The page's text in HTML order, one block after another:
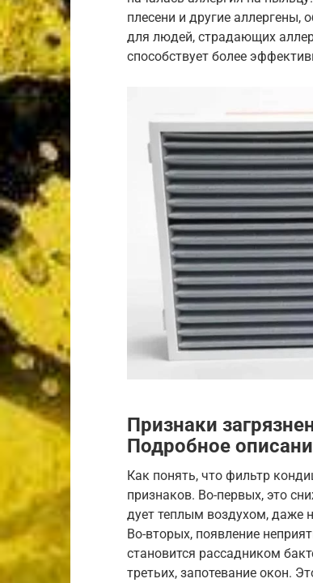
плесени и другие аллергены,
для людей, страдающих
способствует более
Признаки
Подробное
Как понять, что фильтр
признаков. Во-первых, это
дует теплым воздухом, даже
Во-вторых, появление
становится рассадником
третьих, запотевание окон.